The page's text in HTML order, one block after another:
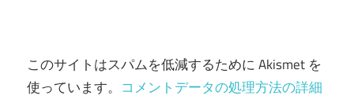
このサイトはスパムを低減するために Akismet を
使っています。 コメントデータの処理方法の詳細